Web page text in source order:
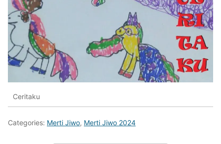
Ceritaku
Categories: Merti Jiwo, Merti Jiwo 2024